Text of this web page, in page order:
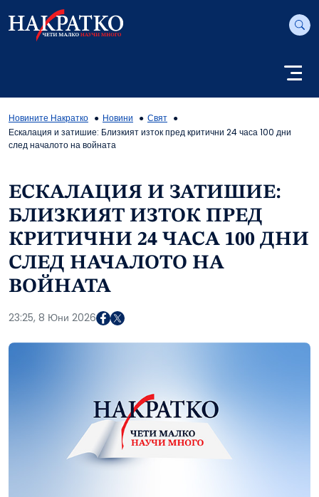
Новините Накратко Новини
Свят
Ескалация и затишие: Близкият изток пред критични 24 часа 100 дни
след началото на войната
ЕСКАЛАЦИЯ И ЗАТИШИЕ:
БЛИЗКИЯТ ИЗТОК ПРЕД
КРИТИЧНИ 24 ЧАСА 100 ДНИ
СЛЕД НАЧАЛОТО НА
ВОЙНАТА
23:25, 8 Юни 2026